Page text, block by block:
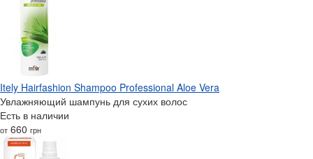
Itely Hairfashion Shampoo Professional Aloe Vera
Увлажняющий шампунь для сухих волос
Есть в наличии
от 660 грн